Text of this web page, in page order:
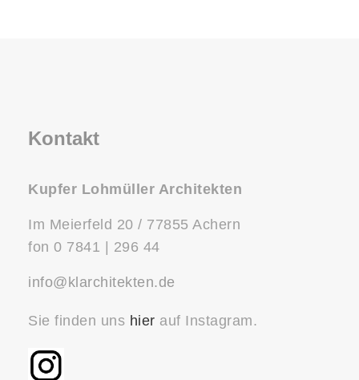
Kontakt
Kupfer Lohmüller Architekten
Im Meierfeld 20 / 77855 Achern
fon 0 7841 | 296 44
info@klarchitekten.de
Sie finden uns hier auf Instagram.